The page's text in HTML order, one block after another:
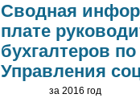
Сводная
плате
бухгалтеров
Управления
за 2016 год